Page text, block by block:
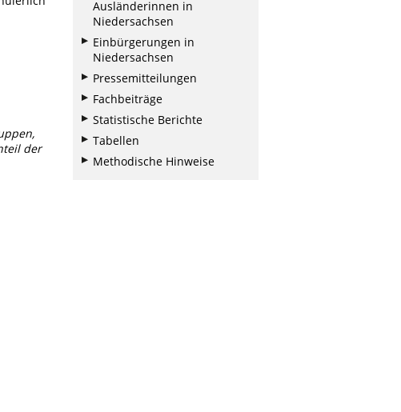
der
Ausländerinnen in
Niedersachsen
Einbürgerungen in
Niedersachsen
Pressemitteilungen
Fachbeiträge
Statistische Berichte
Tabellen
Methodische Hinweise